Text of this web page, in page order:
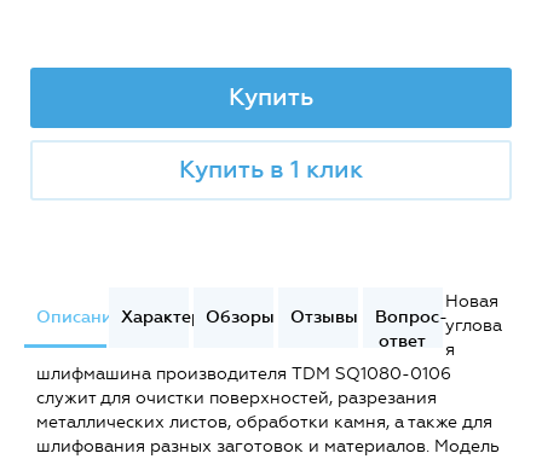
Купить
Купить в 1 клик
ОписаниеХарактеристики
Обзоры Отзывы
Вопрос-
ответ
Новая
углова
я
шлифмашина производителя TDM SQ1080-0106
служит для очистки поверхностей, разрезания
металлических листов, обработки камня, а также для
шлифования разных заготовок и материалов. Модель